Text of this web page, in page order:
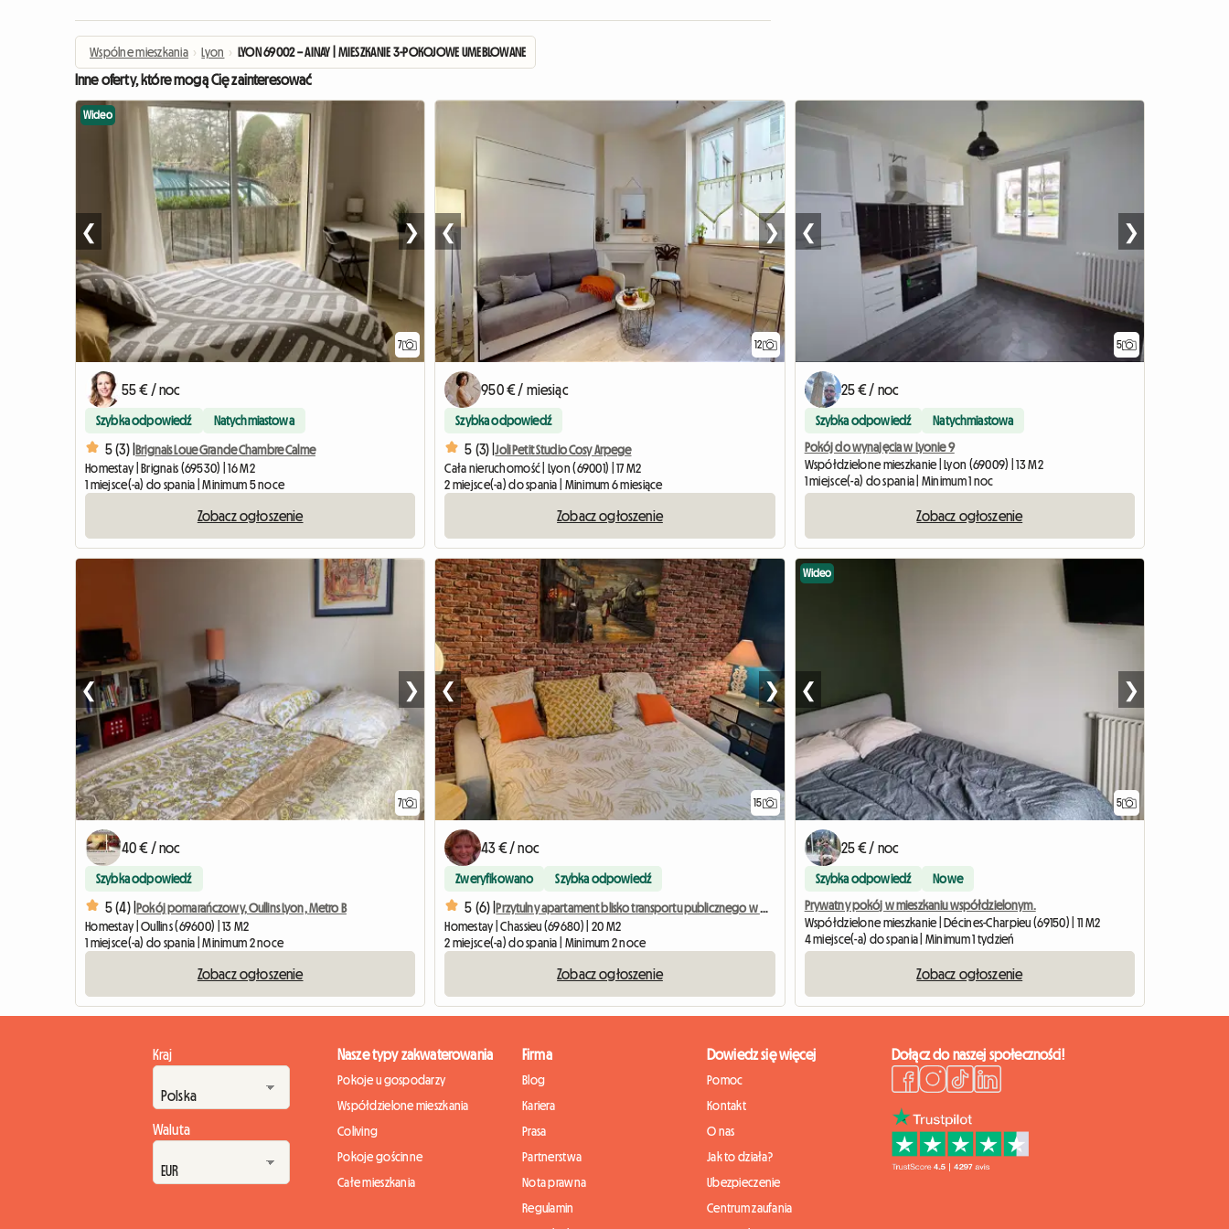
Wspólne mieszkania › Lyon › LYON 69002 – AINAY | MIESZKANIE 3-POKOJOWE UMEBLOWANE –
Inne oferty, które mogą Cię zainteresować
7
Wideo
❮ ❯
55 € / noc
Szybka odpowiedź Natychmiastowa
5 (3) |Brignais Loue Grande Chambre Calme
Homestay | Brignais (69530) | 16 M2
1 miejsce(-a) do spania | Minimum 5 noce
Zobacz ogłoszenie
12
❮ ❯
950 € / miesiąc
Szybka odpowiedź
5 (3) |Joli Petit Studio Cosy Arpege
Cała nieruchomość | Lyon (69001) | 17 M2
2 miejsce(-a) do spania | Minimum 6 miesiące
Zobacz ogłoszenie
5
❮ ❯
25 € / noc
Szybka odpowiedź Natychmiastowa
Pokój do wynajęcia w Lyonie 9
Współdzielone mieszkanie | Lyon (69009) | 13 M2
1 miejsce(-a) do spania | Minimum 1 noc
Zobacz ogłoszenie
7
❮ ❯
40 € / noc
Szybka odpowiedź
5 (4) |Pokój pomarańczowy, Oullins Lyon, Metro B
Homestay | Oullins (69600) | 13 M2
1 miejsce(-a) do spania | Minimum 2 noce
Zobacz ogłoszenie
15
❮ ❯
43 € / noc
Zweryfikowano Szybka odpowiedź
5 (6) |
Przytulny apartament blisko transportu publicznego w Wielkim Lyonie
Homestay | Chassieu (69680) | 20 M2
2 miejsce(-a) do spania | Minimum 2 noce
Zobacz ogłoszenie
5
Wideo
❮ ❯
25 € / noc
Szybka odpowiedź Nowe
Prywatny pokój w mieszkaniu współdzielonym.
Współdzielone mieszkanie | Décines-Charpieu (69150) | 11 M2
4 miejsce(-a) do spania | Minimum 1 tydzień
Zobacz ogłoszenie
Kraj
Waluta
Nasze typy zakwaterowania
Pokoje u gospodarzy
Współdzielone mieszkania
Coliving
Pokoje gościnne
Całe mieszkania
Firma
Blog
Kariera
Prasa
Partnerstwa
Nota prawna
Regulamin
Dowiedz się więcej
Pomoc
Kontakt
O nas
Jak to działa?
Ubezpieczenie
Centrum zaufania
Dołącz do naszej społeczności!